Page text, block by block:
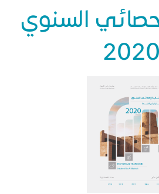
السنوي
2020